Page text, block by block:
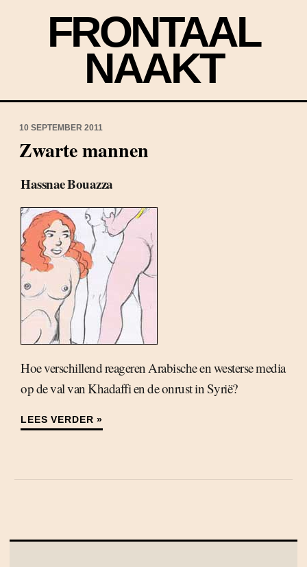
FRONTAAL
NAAKT
10 SEPTEMBER 2011
Zwarte mannen
Hassnae Bouazza
Hoe verschillend reageren Arabische en westerse media
op de val van Khadaffi en de onrust in Syrië?
LEES VERDER »